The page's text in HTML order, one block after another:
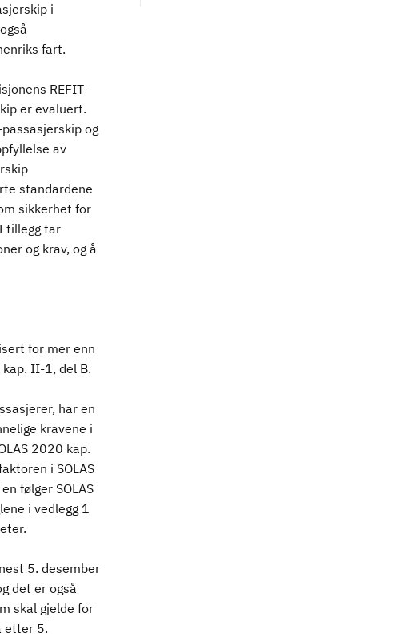
i
fart.
REFIT-
er evaluert.
og
av
standardene
sikkerhet for
tillegg tar
og krav, og å
for mer enn
II-1, del B.
har en
kravene i
2020 kap.
i SOLAS
følger SOLAS
i vedlegg 1
5. desember
det er også
skal gjelde for
etter 5.